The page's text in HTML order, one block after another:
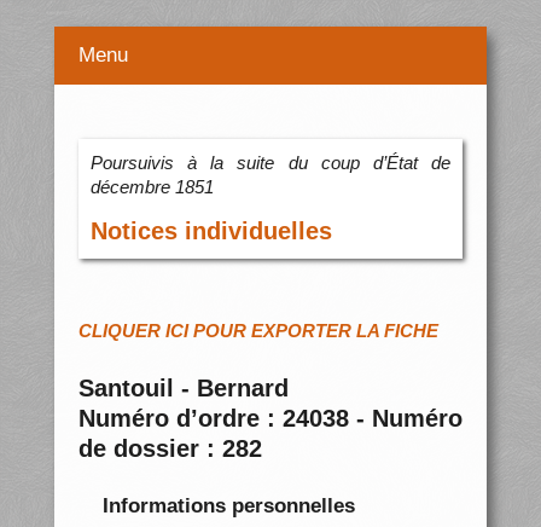
Menu
Poursuivis à la suite du coup d’État de
décembre 1851
Notices individuelles
CLIQUER ICI POUR EXPORTER LA FICHE
Santouil - Bernard
Numéro d’ordre : 24038 - Numéro
de dossier : 282
Informations personnelles